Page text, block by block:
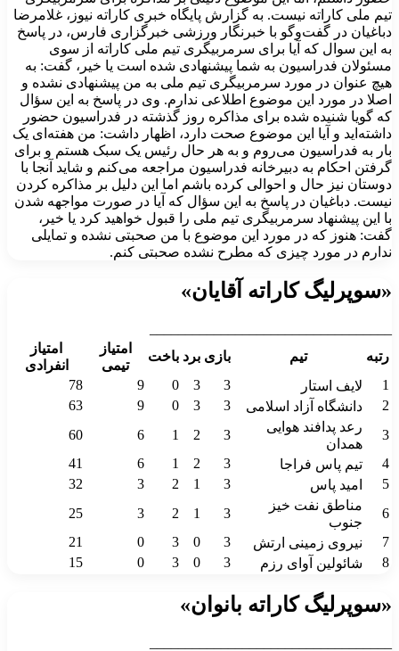
تیم ملی کاراته نیست. به گزارش پایگاه خبری کاراته نیوز، غلامرضا
دباغیان در گفت‌وگو با خبرنگار ورزشی خبرگزاری فارس، در پاسخ
به این سوال که آیا برای سرمربیگری تیم ملی کاراته از سوی
مسئولان فدراسیون به شما پیشنهادی شده است یا خیر، گفت:‌ به
هیچ عنوان در مورد سرمربیگری تیم ملی به من پیشنهادی نشده و
اصلا در مورد این موضوع اطلاعی ندارم. وی در پاسخ به این سؤال
که گویا شنیده شده برای مذاکره روز گذشته در فدراسیون حضور
داشته‌اید و آیا این موضوع صحت دارد، اظهار داشت: من هفته‌ای یک
بار به فدراسیون می‌روم و به هر حال رئیس یک سبک هستم و برای
گرفتن احکام به دبیرخانه فدراسیون مراجعه می‌کنم و شاید آنجا با
دوستان نیز حال و احوالی کرده باشم اما این دلیل بر مذاکره‌ کردن
نیست. دباغیان در پاسخ به این سؤال که آیا در صورت مواجهه شدن
با این پیشنهاد سرمربیگری تیم ملی را قبول خواهید کرد یا خیر،
گفت: هنوز که در مورد این موضوع با من صحبتی نشده و تمایلی
ندارم در مورد چیزی که مطرح نشده صحبتی کنم.
«سوپرلیگ کاراته آقایان»
رتبه
تیم بازی برد باخت
امتیاز
تیمی
امتیاز
انفرادی
1
لایف استار 3
3
0
9
78
2
دانشگاه آزاد اسلامی 3
3
0
9
63
3
رعد پدافند هوایی
همدان
3
2
1
6
60
4
تیم پاس فراجا 3
2
1
6
41
5
امید پاس 3
1
2
3
32
6
مناطق نفت خیز
جنوب
3
1
2
3
25
7
نیروی زمینی ارتش 3
0
3
0
21
8
شائولین آوای رزم 3
0
3
0
15
«سوپرلیگ کاراته بانوان»